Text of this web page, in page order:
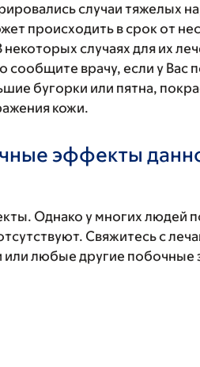
случаи тяжелых
происходить в срок от
случаях для их
врачу, если у Вас
бугорки или пятна,
кожи.
эффекты
Однако у многих людей
Свяжитесь с
или любые другие